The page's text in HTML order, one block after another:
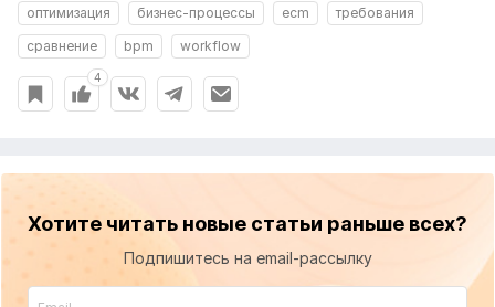
оптимизация бизнес-процессы ecm
требования
сравнение
bpm workflow
4
Хотите читать новые статьи раньше всех?
Подпишитесь на email-рассылку